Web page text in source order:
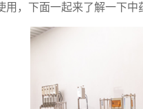
用，下面一起来了解一下中